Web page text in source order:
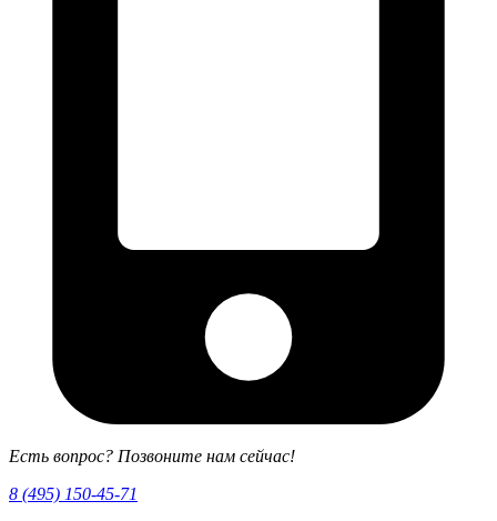
Есть вопрос? Позвоните нам сейчас!
8 (495) 150-45-71